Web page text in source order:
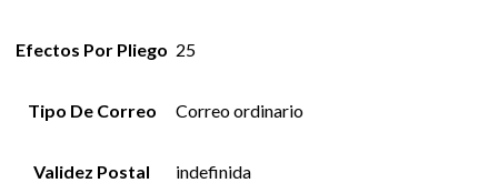
Efectos Por Pliego 25
Tipo De Correo Correo ordinario
Validez Postal indefinida